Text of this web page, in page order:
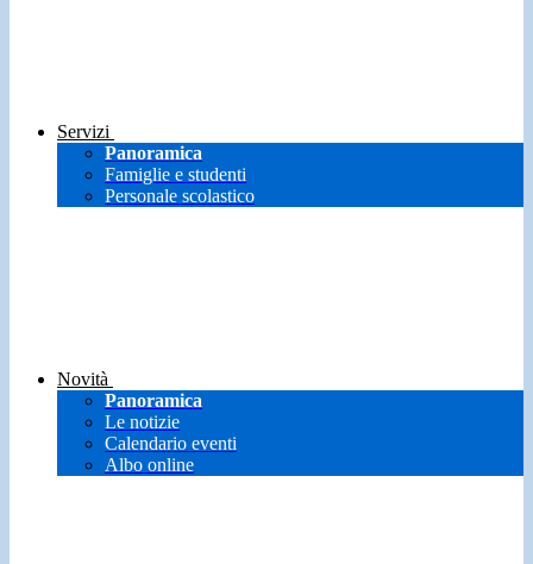
Servizi
Panoramica
Famiglie e studenti
Personale scolastico
Novità
Panoramica
Le notizie
Calendario eventi
Albo online